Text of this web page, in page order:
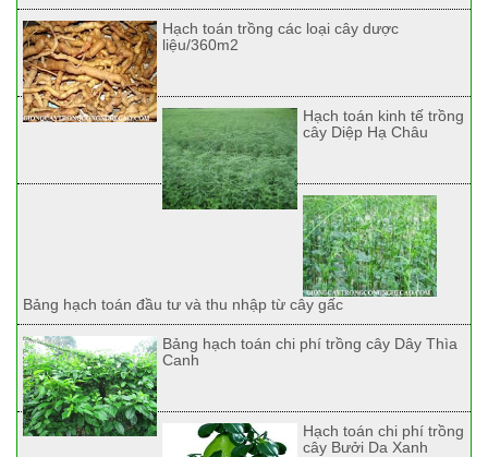
Hạch toán trồng các loại cây dược
liệu/360m2
Hạch toán kinh tế trồng
cây Diệp Hạ Châu
Bảng hạch toán đầu tư và thu nhập từ cây gấc
Bảng hạch toán chi phí trồng cây Dây Thìa
Canh
Hạch toán chi phí trồng
cây Bưởi Da Xanh